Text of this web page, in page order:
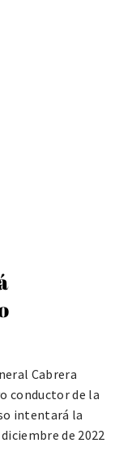
Cabrera
conductor de la
intentará la
de 2022